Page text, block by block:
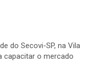
do Secovi-SP, na Vila
capacitar o mercado